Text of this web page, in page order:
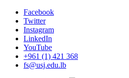
Facebook
Twitter
Instagram
LinkedIn
YouTube
+961 (1) 421 368
fs@usj.edu.lb